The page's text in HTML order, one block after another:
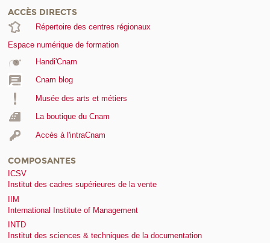
ACCÈS DIRECTS
Répertoire des centres régionaux
Espace numérique de formation
Handi'Cnam
Cnam blog
Musée des arts et métiers
La boutique du Cnam
Accès à l'intraCnam
COMPOSANTES
ICSV
Institut des cadres supérieures de la vente
IIM
International Institute of Management
INTD
Institut des sciences & techniques de la documentation